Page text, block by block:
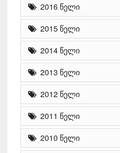
2016 წელი
2015 წელი
2014 წელი
2013 წელი
2012 წელი
2011 წელი
2010 წელი